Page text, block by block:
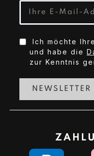
Ich möchte
und habe die
zur Kenntnis